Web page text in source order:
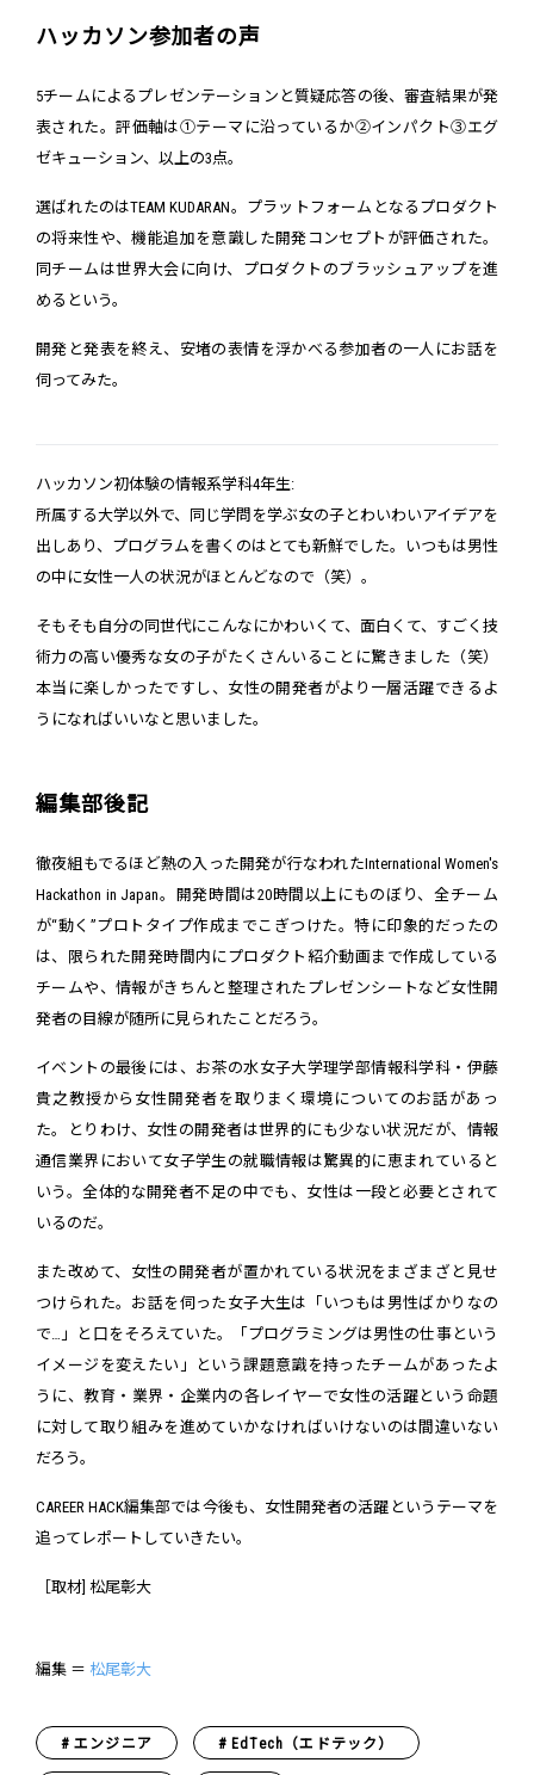
ハッカソン参加者の声
5チームによるプレゼンテーションと質疑応答の後、審査結果が発
表された。評価軸は①テーマに沿っているか②インパクト③エグ
ゼキューション、以上の3点。
選ばれたのはTEAM KUDARAN。プラットフォームとなるプロダクト
の将来性や、機能追加を意識した開発コンセプトが評価された。
同チームは世界大会に向け、プロダクトのブラッシュアップを進
めるという。
開発と発表を終え、安堵の表情を浮かべる参加者の一人にお話を
伺ってみた。
ハッカソン初体験の情報系学科4年生:
所属する大学以外で、同じ学問を学ぶ女の子とわいわいアイデアを
出しあり、プログラムを書くのはとても新鮮でした。いつもは男性
の中に女性一人の状況がほとんどなので（笑）。
そもそも自分の同世代にこんなにかわいくて、面白くて、すごく技
術力の高い優秀な女の子がたくさんいることに驚きました（笑）
本当に楽しかったですし、女性の開発者がより一層活躍できるよ
うになればいいなと思いました。
編集部後記
徹夜組もでるほど熱の入った開発が行なわれたInternational Women's
Hackathon in Japan。開発時間は20時間以上にものぼり、全チーム
が“動く”プロトタイプ作成までこぎつけた。特に印象的だったの
は、限られた開発時間内にプロダクト紹介動画まで作成している
チームや、情報がきちんと整理されたプレゼンシートなど女性開
発者の目線が随所に見られたことだろう。
イベントの最後には、お茶の水女子大学理学部情報科学科・伊藤
貴之教授から女性開発者を取りまく環境についてのお話があっ
た。とりわけ、女性の開発者は世界的にも少ない状況だが、情報
通信業界において女子学生の就職情報は驚異的に恵まれていると
いう。全体的な開発者不足の中でも、女性は一段と必要とされて
いるのだ。
また改めて、女性の開発者が置かれている状況をまざまざと見せ
つけられた。お話を伺った女子大生は「いつもは男性ばかりなの
で…」と口をそろえていた。「プログラミングは男性の仕事という
イメージを変えたい」という課題意識を持ったチームがあったよ
うに、教育・業界・企業内の各レイヤーで女性の活躍という命題
に対して取り組みを進めていかなければいけないのは間違いない
だろう。
CAREER HACK編集部では今後も、女性開発者の活躍というテーマを
追ってレポートしていきたい。
［取材] 松尾彰大
編集 ＝ 松尾彰大
エンジニア EdTech（エドテック）